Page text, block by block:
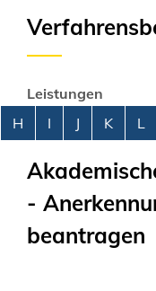
Leistungen
Alphabetisches
H I J K L
-
beantragen